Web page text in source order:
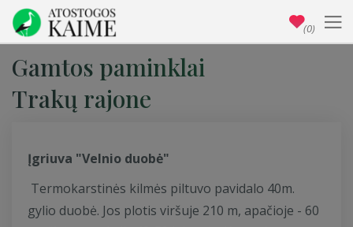
Gamtos paminklai
Trakų rajone
Įgriuva "Velnio duobė"
Termokarstinės kilmės piltuvo pavidalo 40m.
gylio duobė. Jos plotis viršuje 210 m, apačioje - 60
(0)